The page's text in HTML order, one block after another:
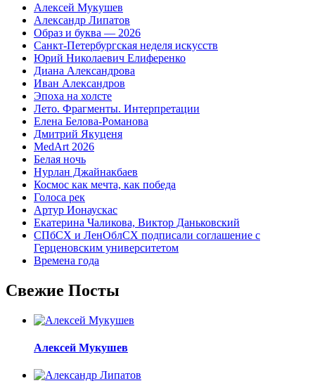
Алексей Мукушев
Александр Липатов
Образ и буква — 2026
Санкт-Петербургская неделя искусств
Юрий Николаевич Елиференко
Диана Александрова
Иван Александров
Эпоха на холсте
Лето. Фрагменты. Интерпретации
Елена Белова-Романова
Дмитрий Якуценя
MedArt 2026
Белая ночь
Нурлан Джайнакбаев
Космос как мечта, как победа
Голоса рек
Артур Ионаускас
Екатерина Чаликова, Виктор Даньковский
СПбСХ и ЛенОблСХ подписали соглашение с
Герценовским университетом
Времена года
Свежие Посты
Алексей Мукушев